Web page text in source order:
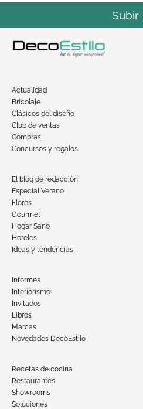
Subir
Actualidad
Bricolaje
Clásicos del diseño
Club de ventas
Compras
Concursos y regalos
El blog de redacción
Especial Verano
Flores
Gourmet
Hogar Sano
Hoteles
Ideas y tendencias
Informes
Interiorismo
Invitados
Libros
Marcas
Novedades DecoEstilo
Recetas de cocina
Restaurantes
Showrooms
Soluciones